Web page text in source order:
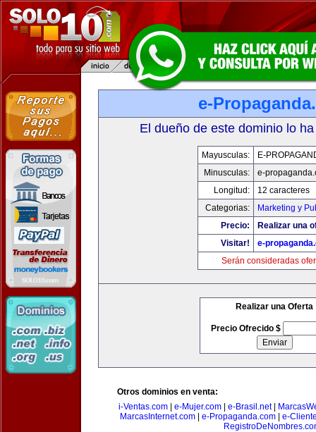
e-
El dueño de este dominio lo
Mayusculas:
E-
Minusculas:
e-
Longitud:
12 caracteres
Categorias:
Marketing y
Precio:
Realizar una
Visitar!
e-
Serán consideradas
Realizar una Oferta
Precio Ofrecido $
Otros dominios en venta:
i-Ventas.com
e-Mujer.com e-Brasil.net|
MarcasInternet.com| e-Propaganda.com| e-